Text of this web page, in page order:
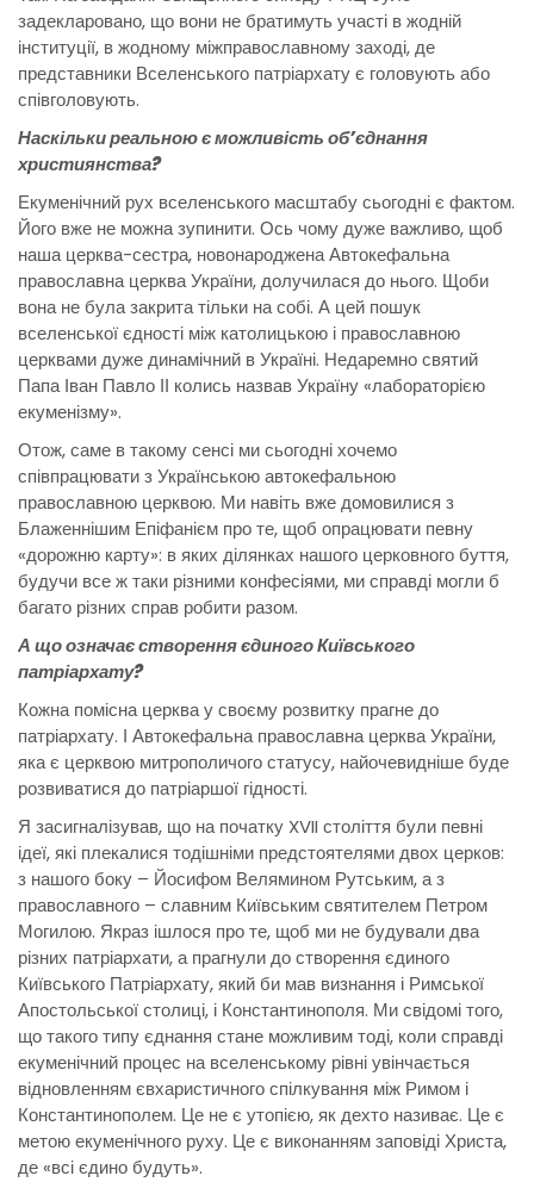
задекларовано, що вони не братимуть участі в жодній
інституції, в жодному міжправославному заході, де
представники Вселенського патріархату є головують або
співголовують.
Наскільки реальною є можливість об’єднання
християнства?
Екуменічний рух вселенського масштабу сьогодні є фактом.
Його вже не можна зупинити. Ось чому дуже важливо, щоб
наша церква-сестра, новонароджена Автокефальна
православна церква України, долучилася до нього. Щоби
вона не була закрита тільки на собі. А цей пошук
вселенської єдності між католицькою і православною
церквами дуже динамічний в Україні. Недаремно святий
Папа Іван Павло ІІ колись назвав Україну «лабораторією
екуменізму».
Отож, саме в такому сенсі ми сьогодні хочемо
співпрацювати з Українською автокефальною
православною церквою. Ми навіть вже домовилися з
Блаженнішим Епіфанієм про те, щоб опрацювати певну
«дорожню карту»: в яких ділянках нашого церковного буття,
будучи все ж таки різними конфесіями, ми справді могли б
багато різних справ робити разом.
А що означає створення єдиного Київського
патріархату?
Кожна помісна церква у своєму розвитку прагне до
патріархату. І Автокефальна православна церква України,
яка є церквою митрополичого статусу, найочевидніше буде
розвиватися до патріаршої гідності.
Я засигналізував, що на початку XVII століття були певні
ідеї, які плекалися тодішніми предстоятелями двох церков:
з нашого боку – Йосифом Велямином Рутським, а з
православного – славним Київським святителем Петром
Могилою. Якраз ішлося про те, щоб ми не будували два
різних патріархати, а прагнули до створення єдиного
Київського Патріархату, який би мав визнання і Римської
Апостольської столиці, і Константинополя. Ми свідомі того,
що такого типу єднання стане можливим тоді, коли справді
екуменічний процес на вселенському рівні увінчається
відновленням євхаристичного спілкування між Римом і
Константинополем. Це не є утопією, як дехто називає. Це є
метою екуменічного руху. Це є виконанням заповіді Христа,
де «всі єдино будуть».